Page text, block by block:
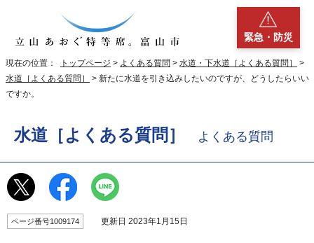
緊急・防災
現在の位置： トップページ > よくある質問 > 水道・下水道［よくある質問］
>
水道［よくある質問］
> 新たに水道を引き込みしたいのですが、どうしたらいい
ですか。
水道［よくある質問］ よくある質問
ページ番号1009174 更新日 2023年1月15日